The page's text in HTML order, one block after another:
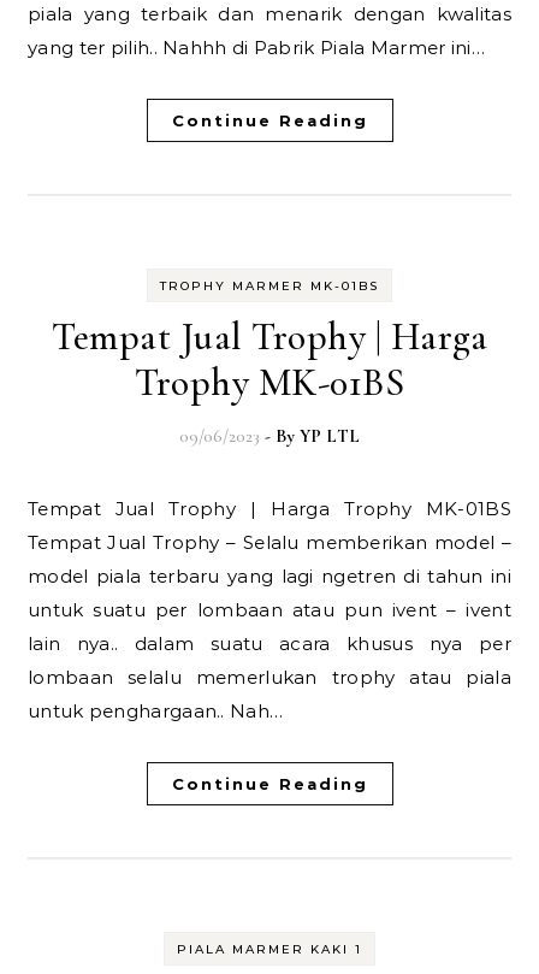
piala yang terbaik dan menarik dengan kwalitas
yang ter pilih.. Nahhh di Pabrik Piala Marmer ini…
Continue Reading
TROPHY MARMER MK-01BS
Tempat Jual Trophy | Harga
Trophy MK-01BS
09/06/2023 - By YP LTL
Tempat Jual Trophy | Harga Trophy MK-01BS
Tempat Jual Trophy – Selalu memberikan model –
model piala terbaru yang lagi ngetren di tahun ini
untuk suatu per lombaan atau pun ivent – ivent
lain nya.. dalam suatu acara khusus nya per
lombaan selalu memerlukan trophy atau piala
untuk penghargaan.. Nah…
Continue Reading
PIALA MARMER KAKI 1